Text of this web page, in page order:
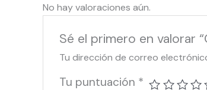
No hay valoraciones aún.
Sé el primero en valorar
Tu dirección de correo
Tu puntuación *